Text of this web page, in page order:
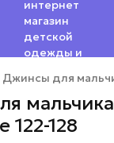
Джинсы для
122-128